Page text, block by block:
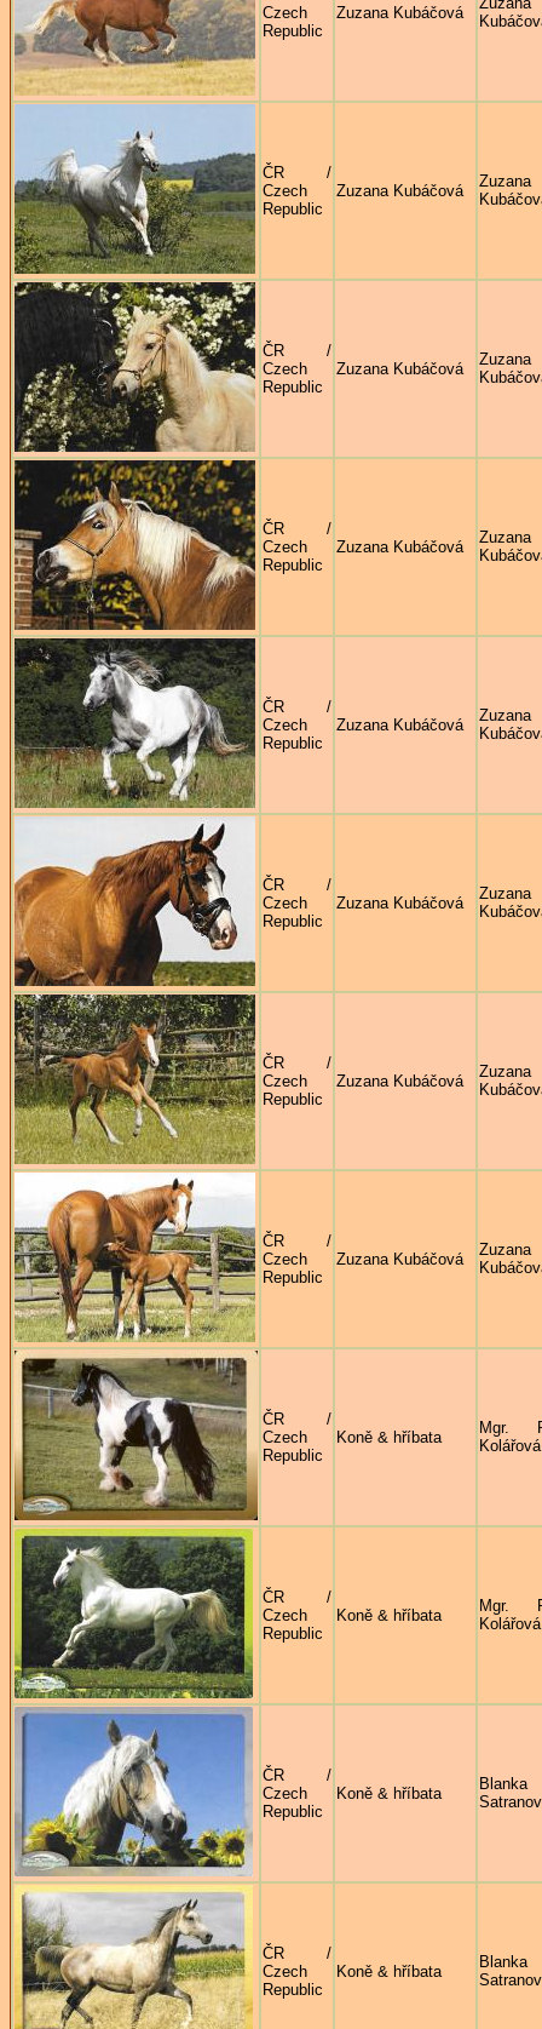
Czech
Republic
Zuzana Kubáčová
ČR /
Czech
Republic
Zuzana Kubáčová
Zuzana
ČR /
Czech
Republic
Zuzana Kubáčová
Zuzana
ČR /
Czech
Republic
Zuzana Kubáčová
Zuzana
ČR /
Czech
Republic
Zuzana Kubáčová
Zuzana
ČR /
Czech
Republic
Zuzana Kubáčová
Zuzana
ČR /
Czech
Republic
Zuzana Kubáčová
Zuzana
ČR /
Czech
Republic
Zuzana Kubáčová
Zuzana
ČR /
Czech
Republic
Koně & hříbata
Mgr.
Kolářová
ČR /
Czech
Republic
Koně & hříbata
Mgr.
Kolářová
ČR /
Czech
Republic
Koně & hříbata
Blanka
ČR /
Czech
Republic
Koně & hříbata
Blanka